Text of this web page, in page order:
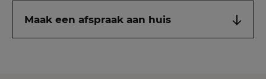
Maak een afspraak aan huis